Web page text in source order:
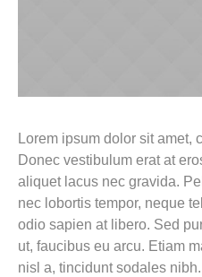
Lorem ipsum dolor sit amet,
Donec vestibulum erat at
aliquet lacus nec gravida.
nec lobortis tempor, neque
odio sapien at libero. Sed
ut, faucibus eu arcu. Etiam
nisl a, tincidunt sodales